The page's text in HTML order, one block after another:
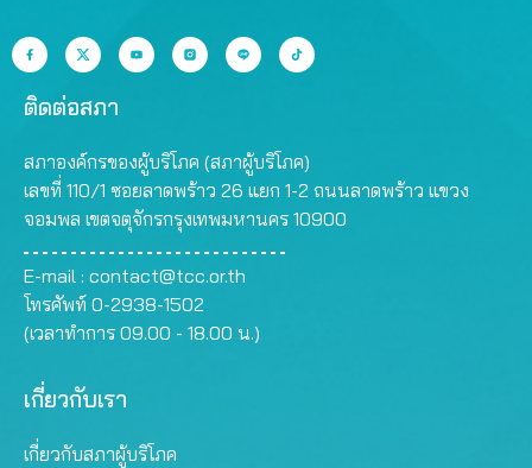
ติดต่อสภา
สภาองค์กรของผู้บริโภค (สภาผู้บริโภค)
เลขที่ 110/1 ซอยลาดพร้าว 26 แยก 1-2 ถนนลาดพร้าว แขวง
จอมพล เขตจตุจักรกรุงเทพมหานคร 10900
E-mail : contact@tcc.or.th
โทรศัพท์ 0-2938-1502
(เวลาทำการ 09.00 - 18.00 น.)
เกี่ยวกับเรา
เกี่ยวกับสภาผู้บริโภค